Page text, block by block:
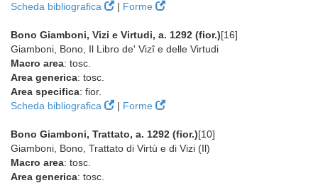
Scheda bibliografica
| Forme
Bono Giamboni, Vizi e Virtudi, a. 1292 (fior.)[16]
Giamboni, Bono, Il Libro de' Vizî e delle Virtudi
Macro area: tosc.
Area generica: tosc.
Area specifica: fior.
Scheda bibliografica
| Forme
Bono Giamboni, Trattato, a. 1292 (fior.)[10]
Giamboni, Bono, Trattato di Virtù e di Vizi (Il)
Macro area: tosc.
Area generica: tosc.